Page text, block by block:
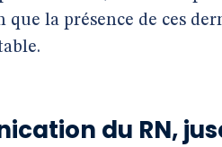
que la présence de ces
du RN,